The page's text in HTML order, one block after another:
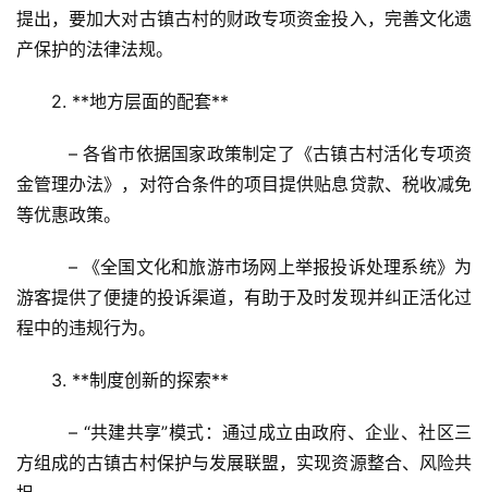
提出，要加大对古镇古村的财政专项资金投入，完善文化遗
产保护的法律法规。
2. **地方层面的配套**
金管理办法》，对符合条件的项目提供贴息贷款、税收减免
等优惠政策。
游客提供了便捷的投诉渠道，有助于及时发现并纠正活化过
程中的违规行为。
3. **制度创新的探索**
   – “共建共享”模式：通过成立由政府、企业、社区三
方组成的古镇古村保护与发展联盟，实现资源整合、风险共